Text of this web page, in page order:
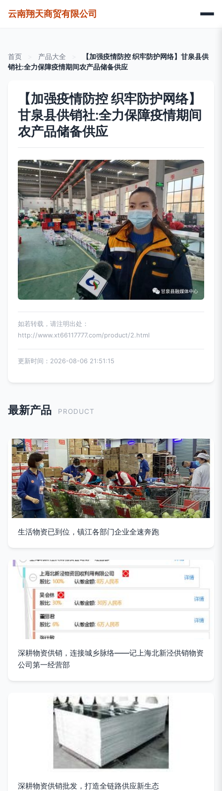
云南翔天商贸有限公司
首页 产品大全
【加强疫情防控 织牢防护网络】甘泉县供
销社:全力保障疫情期间农产品储备供应
【加强疫情防控 织牢防护网络】
甘泉县供销社:全力保障疫情期间
农产品储备供应
如若转载，请注明出处：
http://www.xt66117777.com/product/2.html
更新时间：2026-08-06 21:51:15
最新产品 PRODUCT
生活物资已到位，镇江各部门企业全速奔跑
深耕物资供销，连接城乡脉络——记上海北新泾供销物资
公司第一经营部
深耕物资供销批发，打造全链路供应新生态